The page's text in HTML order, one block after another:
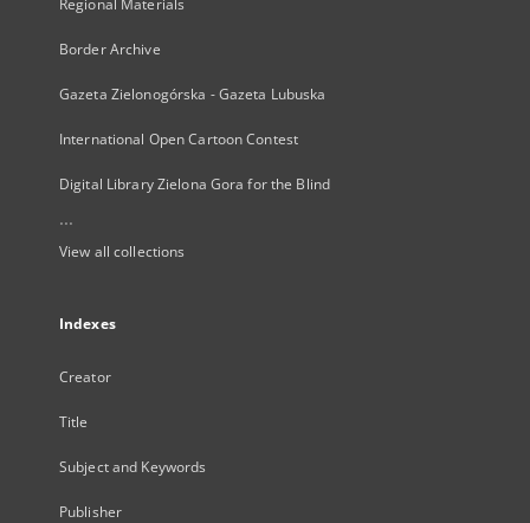
Regional Materials
Border Archive
Gazeta Zielonogórska - Gazeta Lubuska
International Open Cartoon Contest
Digital Library Zielona Gora for the Blind
...
View all collections
Indexes
Creator
Title
Subject and Keywords
Publisher